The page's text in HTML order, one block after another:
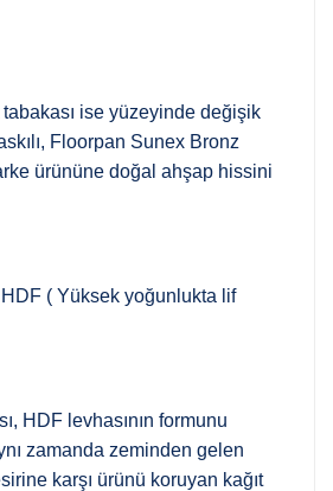
tabakası ise yüzeyinde değişik
Floorpan Sunex Bronz
ürününe doğal ahşap hissini
HDF ( Yüksek yoğunlukta lif
HDF levhasının formunu
zamanda zeminden gelen
karşı ürünü koruyan kağıt